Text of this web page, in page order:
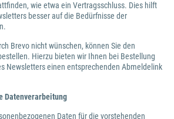
wie etwa ein Vertragsschluss. Dies hilft
besser auf die Bedürfnisse der
Brevo nicht wünschen, können Sie den
Hierzu bieten wir Ihnen bei Bestellung
Newsletters einen entsprechenden Abmeldelink
Datenverarbeitung
Daten für die vorstehenden